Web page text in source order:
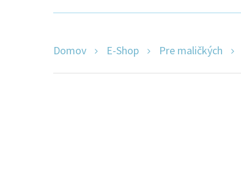
Domov E-Shop Pre maličkých